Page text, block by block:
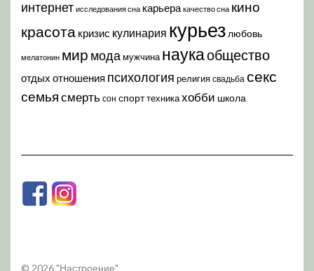
интернет исследования сна карьера качество сна кино
красота кризис кулинария курьез любовь
мелатонин мир модамужчина наукаобщество
отдых отношения психология религия свадьба секс
семья смерть сон спорттехникахобби школа
© 2026 "Настроение"